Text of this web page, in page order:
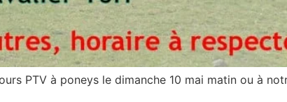
PTV à poneys le dimanche 10 mai matin ou à